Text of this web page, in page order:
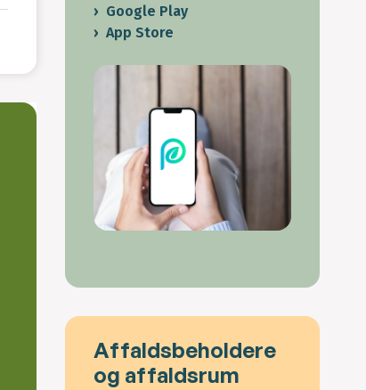
Google Play
App Store
Affaldsbeholdere
og affaldsrum